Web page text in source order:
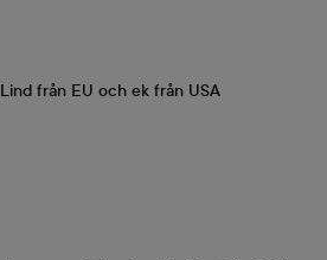
Lind från EU och ek från USA